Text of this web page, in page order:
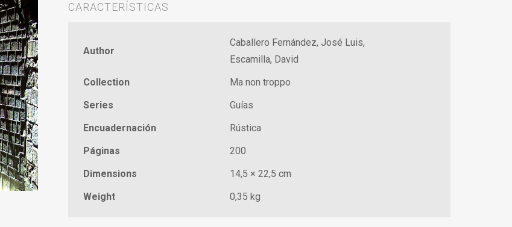
CARACTERÍSTICAS
Author
Caballero Fernández, José Luis,
Escamilla, David
Collection
Ma non troppo
Series
Guías
Encuadernación
Rústica
Páginas
200
Dimensions
14,5 × 22,5 cm
Weight
0,35 kg